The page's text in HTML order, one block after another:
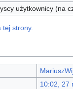
użytkownicy (na
strony.
10:02, 27